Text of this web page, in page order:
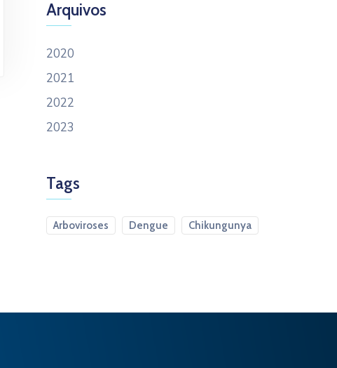
Arquivos
2020
2021
2022
2023
Tags
Arboviroses Dengue Chikungunya